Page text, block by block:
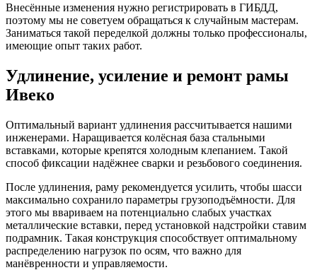
Внесённые изменения нужно регистрировать в ГИБДД,
поэтому мы не советуем обращаться к случайным мастерам.
Заниматься такой переделкой должны только профессионалы,
имеющие опыт таких работ.
Удлинение, усиление и ремонт рамы
Ивеко
Оптимальный вариант удлинения рассчитывается нашими
инженерами. Наращивается колёсная база стальными
вставками, которые крепятся холодным клепанием. Такой
способ фиксации надёжнее сварки и резьбового соединения.
После удлинения, раму рекомендуется усилить, чтобы шасси
максимально сохранило параметры грузоподъёмности. Для
этого мы ввариваем на потенциально слабых участках
металлические вставки, перед установкой надстройки ставим
подрамник. Такая конструкция способствует оптимальному
распределению нагрузок по осям, что важно для
манёвренности и управляемости.